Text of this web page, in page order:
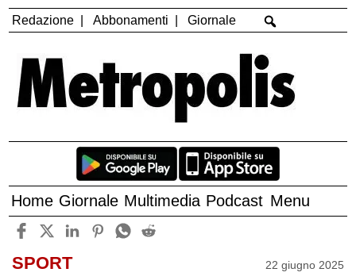
Redazione Abbonamenti Giornale
Home Giornale Multimedia Podcast Menu
SPORT 22 giugno 2025